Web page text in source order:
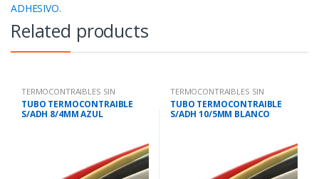
ADHESIVO.
Related products
TERMOCONTRAIBLES SIN
ADHESIVO.
TUBO TERMOCONTRAIBLE
S/ADH 8/4MM AZUL
TERMOCONTRAIBLES SIN
ADHESIVO.
TUBO TERMOCONTRAIBLE
S/ADH 10/5MM BLANCO